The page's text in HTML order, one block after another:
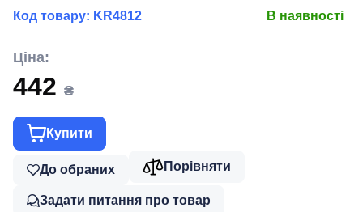
Код товару: KR4812 В наявності
Ціна:
442 ₴
Купити
До обраних Порівняти
Задати питання про товар